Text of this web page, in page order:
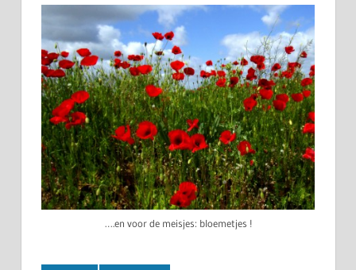
….en voor de meisjes: bloemetjes !